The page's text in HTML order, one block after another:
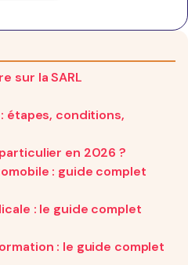
sur la SARL
étapes, conditions,
en 2026 ?
: guide complet
: le guide complet
: le guide complet